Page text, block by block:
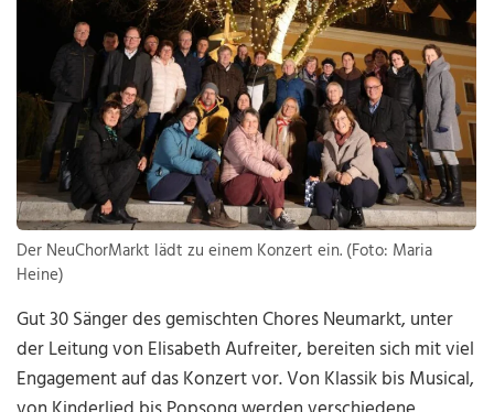
Der NeuChorMarkt lädt zu einem Konzert ein. (Foto: Maria
Heine)
Gut 30 Sänger des gemischten Chores Neumarkt, unter
der Leitung von Elisabeth Aufreiter, bereiten sich mit viel
Engagement auf das Konzert vor. Von Klassik bis Musical,